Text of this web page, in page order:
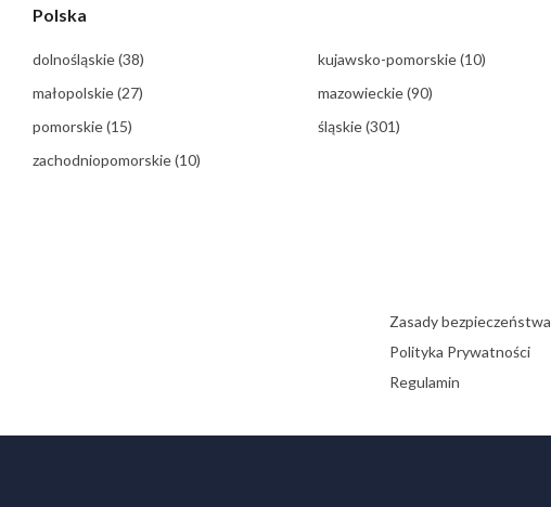
Polska
dolnośląskie(38) kujawsko-pomorskie(10)
małopolskie(27) mazowieckie(90)
pomorskie(15) śląskie(301)
zachodniopomorskie(10)
Zasady bezpieczeństwa
Polityka Prywatności
Regulamin